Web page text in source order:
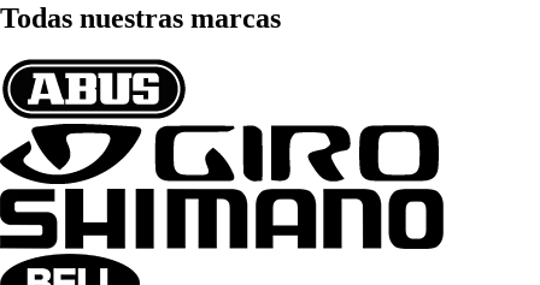
Todas nuestras marcas